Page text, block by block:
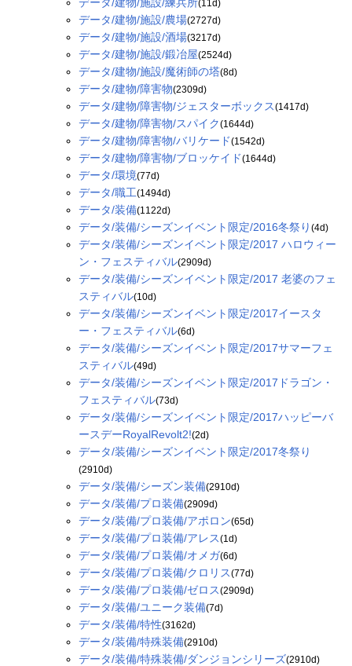
(11d)
データ/建物/施設/農場(2727d)
データ/建物/施設/酒場(3217d)
データ/建物/施設/鍛冶屋(2524d)
データ/建物/施設/魔術師の塔(8d)
データ/建物/障害物(2309d)
データ/建物/障害物/ジェスターボックス(1417d)
データ/建物/障害物/スパイク(1644d)
データ/建物/障害物/バリケード(1542d)
データ/建物/障害物/ブロッケイド(1644d)
データ/環境(77d)
データ/職工(1494d)
データ/装備(1122d)
データ/装備/シーズンイベント限定/2016冬祭り (4d)
データ/装備/シーズンイベント限定/2017 ハロウィー
ン・フェスティバル(2909d)
データ/装備/シーズンイベント限定/2017 老婆のフェ
スティバル(10d)
データ/装備/シーズンイベント限定/2017イースタ
ー・フェスティバル(6d)
データ/装備/シーズンイベント限定/2017サマーフェ
スティバル(49d)
データ/装備/シーズンイベント限定/2017ドラゴン・
フェスティバル(73d)
データ/装備/シーズンイベント限定/2017ハッピーバ
ースデーRoyalRevolt2!(2d)
データ/装備/シーズンイベント限定/2017冬祭り
(2910d)
データ/装備/シーズン装備(2910d)
データ/装備/プロ装備(2909d)
データ/装備/プロ装備/アポロン(65d)
データ/装備/プロ装備/アレス(1d)
データ/装備/プロ装備/オメガ(6d)
データ/装備/プロ装備/クロリス(77d)
データ/装備/プロ装備/ゼロス(2909d)
データ/装備/ユニーク装備(7d)
データ/装備/特性(3162d)
データ/装備/特殊装備(2910d)
データ/装備/特殊装備/ダンジョンシリーズ(2910d)